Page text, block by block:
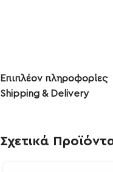
Επιπλέον πληροφορίες
Shipping & Delivery
Σχετικά